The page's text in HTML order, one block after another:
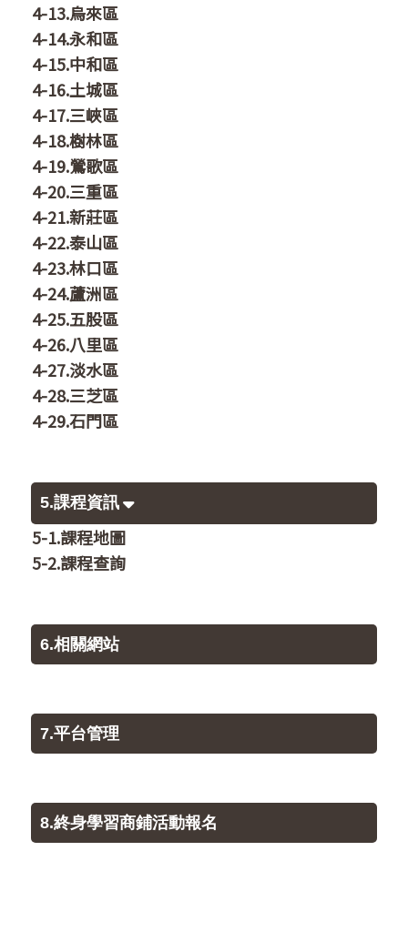
4-13.烏來區
4-14.永和區
4-15.中和區
4-16.土城區
4-17.三峽區
4-18.樹林區
4-19.鶯歌區
4-20.三重區
4-21.新莊區
4-22.泰山區
4-23.林口區
4-24.蘆洲區
4-25.五股區
4-26.八里區
4-27.淡水區
4-28.三芝區
4-29.石門區
5.課程資訊
5-1.課程地圖
5-2.課程查詢
6.相關網站
7.平台管理
8.終身學習商鋪活動報名